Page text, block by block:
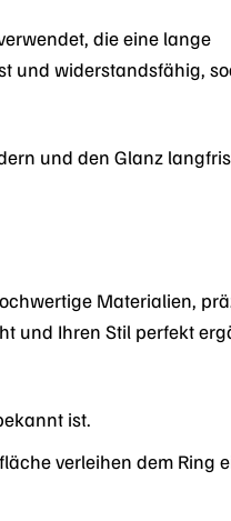
die eine lange
und widerstandsfähig,
und den Glanz
Materialien,
und Ihren Stil perfekt
ist.
verleihen dem Ring